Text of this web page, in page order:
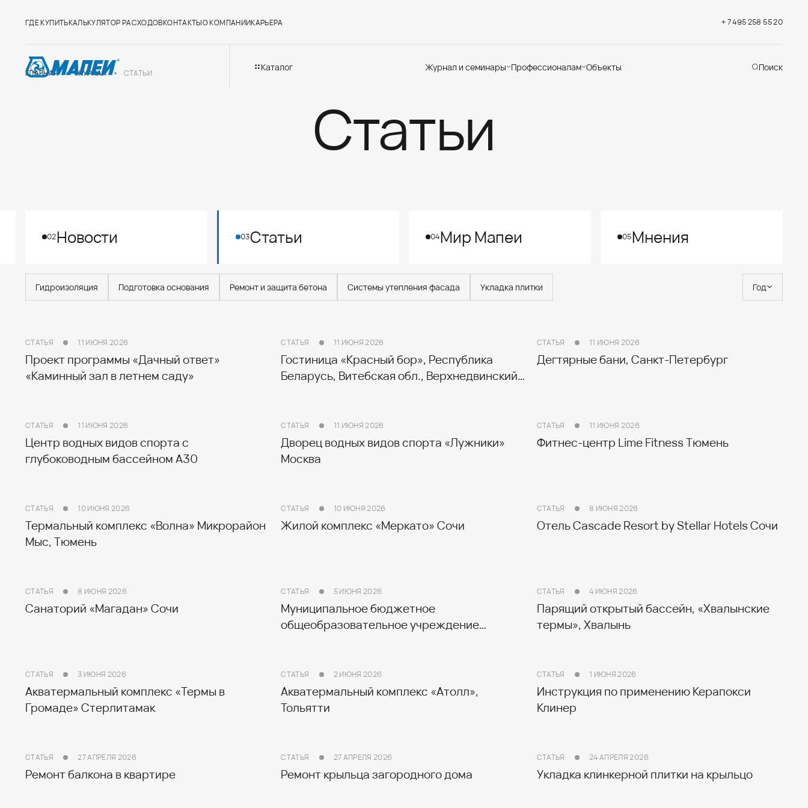
ГДЕ КУПИТЬКАЛЬКУЛЯТОР РАСХОДОВКОНТАКТЫО КОМПАНИИКАРЬЕРА + 7 495 258 55 20
Каталог Журнал и семинары
Статьи
Мир Мапеи
Мнения
Профессионалам Объекты Поиск
ГЛАВНАЯ ЖУРНАЛ СТАТЬИ
Статьи
02Новости 03Статьи 04Мир Мапеи 05Мнения
Гидроизоляция Подготовка основания Ремонт и защита бетона Системы утепления фасада Укладка плитки Год
СТАТЬЯ 11 ИЮНЯ 2026
Проект программы «Дачный ответ»
«Каминный зал в летнем саду»
СТАТЬЯ 11 ИЮНЯ 2026
Гостиница «Красный бор», Республика
Беларусь, Витебская обл., Верхнедвинский
СТАТЬЯ 11 ИЮНЯ 2026
Дегтярные бани, Санкт-Петербург
СТАТЬЯ 11 ИЮНЯ 2026
Центр водных видов спорта с
глубоководным бассейном А30
СТАТЬЯ 11 ИЮНЯ 2026
Дворец водных видов спорта «Лужники»
Москва
СТАТЬЯ 11 ИЮНЯ 2026
Фитнес-центр Lime Fitness Тюмень
СТАТЬЯ 10 ИЮНЯ 2026
Термальный комплекс «Волна» Микрорайон
Мыс, Тюмень
СТАТЬЯ 10 ИЮНЯ 2026
Жилой комплекс «Меркато» Сочи
СТАТЬЯ 8 ИЮНЯ 2026
Отель Cascade Resort by Stellar Hotels Сочи
СТАТЬЯ 8 ИЮНЯ 2026
Санаторий «Магадан» Сочи
СТАТЬЯ 5 ИЮНЯ 2026
Муниципальное бюджетное
общеобразовательное учреждение
СТАТЬЯ 4 ИЮНЯ 2026
Парящий открытый бассейн, «Хвалынские
термы», Хвалынь
СТАТЬЯ 3 ИЮНЯ 2026
Акватермальный комплекс «Термы в
Громаде» Стерлитамак
СТАТЬЯ 2 ИЮНЯ 2026
Акватермальный комплекс «Атолл»,
Тольятти
СТАТЬЯ 1 ИЮНЯ 2026
Инструкция по применению Керапокси
Клинер
СТАТЬЯ 27 АПРЕЛЯ 2026
Ремонт балкона в квартире
СТАТЬЯ 27 АПРЕЛЯ 2026
Ремонт крыльца загородного дома
СТАТЬЯ 24 АПРЕЛЯ 2026
Укладка клинкерной плитки на крыльцо